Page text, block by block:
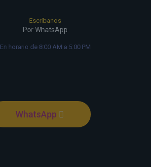
Escríbanos
Por WhatsApp
En horario de 8:00 AM a 5:00 PM
WhatsApp